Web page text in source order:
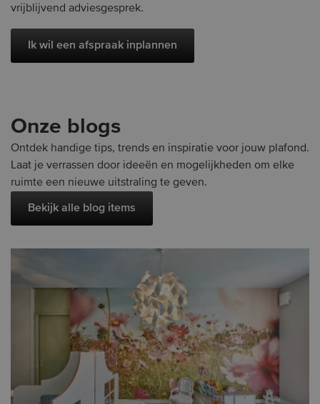
vrijblijvend adviesgesprek.
Ik wil een afspraak inplannen
Onze blogs
Ontdek handige tips, trends en inspiratie voor jouw plafond.
Laat je verrassen door ideeën en mogelijkheden om elke
ruimte een nieuwe uitstraling te geven.
Bekijk alle blog items